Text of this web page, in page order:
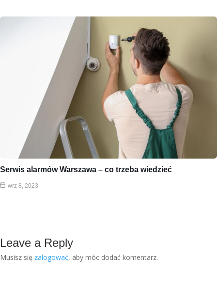
Serwis alarmów Warszawa – co trzeba wiedzieć
wrz 8, 2023
Leave a Reply
Musisz się zalogować, aby móc dodać komentarz.